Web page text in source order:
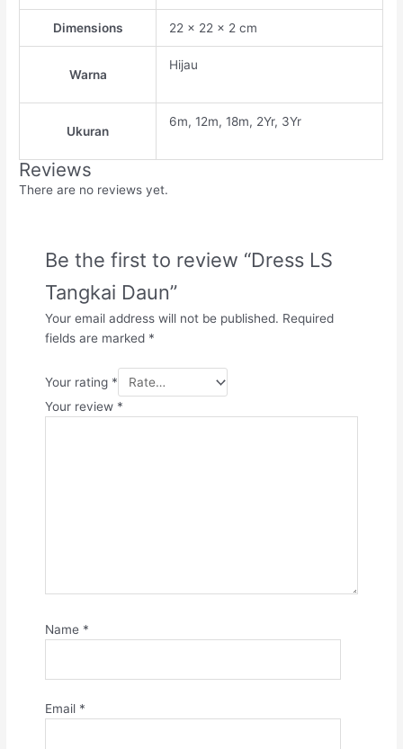
Dimensions 22 × 22 × 2 cm
Warna
Hijau
Ukuran
6m, 12m, 18m, 2Yr, 3Yr
Reviews
There are no reviews yet.
Be the first to review “Dress LS
Tangkai Daun”
Your email address will not be published. Required
fields are marked *
Your rating *
Your review *
Name *
Email *